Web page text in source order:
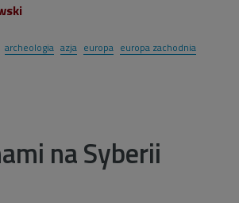
archeologia azja europa europa zachodnia
na Syberii